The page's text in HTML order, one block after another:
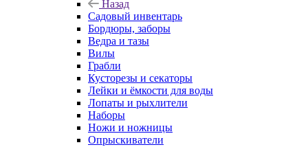
Назад
Садовый инвентарь
Бордюры, заборы
Ведра и тазы
Вилы
Грабли
Кусторезы и секаторы
Лейки и ёмкости для воды
Лопаты и рыхлители
Наборы
Ножи и ножницы
Опрыскиватели